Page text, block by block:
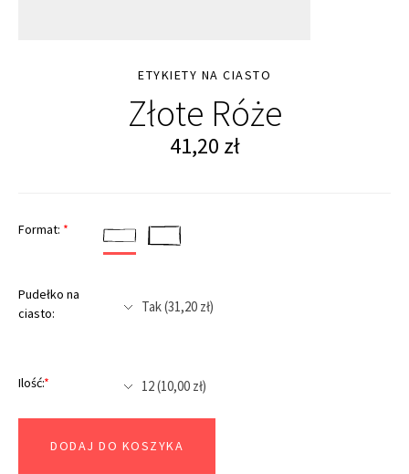
ETYKIETY NA CIASTO
Złote Róże
41,20 zł
Format: *
Pudełko na
ciasto:
Ilość:*
DODAJ DO KOSZYKA